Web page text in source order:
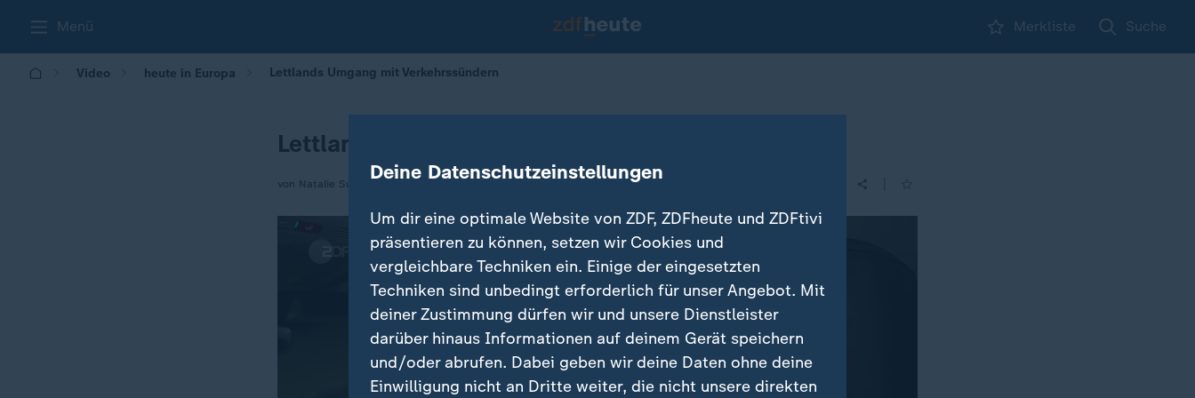
Menü Merkliste Suche
Video heute in Europa Lettlands Umgang mit Verkehrssündern
Lettlands Umgang mit Verkehrssündern
von Natalie Suzanne StegerDeine Datenschutzeinstellungen
Um dir eine optimale Website von ZDF, ZDFheute und ZDFtivi
präsentieren zu können, setzen wir Cookies und
vergleichbare Techniken ein. Einige der eingesetzten
Techniken sind unbedingt erforderlich für unser Angebot. Mit
deiner Zustimmung dürfen wir und unsere Dienstleister
darüber hinaus Informationen auf deinem Gerät speichern
und/oder abrufen. Dabei geben wir deine Daten ohne deine
Einwilligung nicht an Dritte weiter, die nicht unsere direkten